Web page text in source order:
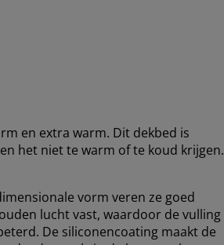
en extra warm. Dit dekbed is
het niet te warm of te koud krijgen.
vorm veren ze goed
lucht vast, waardoor de vulling
De siliconencoating maakt de